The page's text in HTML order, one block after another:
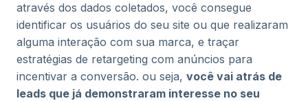
através dos dados coletados, você consegue
identificar os usuários do seu site ou que realizaram
alguma interação com sua marca, e traçar
estratégias de retargeting com anúncios para
incentivar a conversão. ou seja, você vai atrás de
leads que já demonstraram interesse no seu